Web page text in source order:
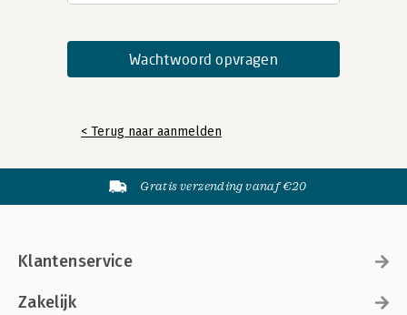
< Terug naar aanmelden
Gratis verzending vanaf €20
Klantenservice
Zakelijk